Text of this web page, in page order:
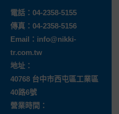
電話： 04-2358-5155
傳真：04-2358-5156
Email： info@nikki-
tr.com.tw
地址：
40768 台中市西屯區工業區
40路6號
營業時間：